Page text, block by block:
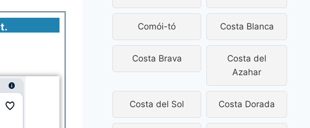
Comói-tó Costa Blanca
Costa Brava
Costa del
Azahar
Costa del Sol Costa Dorada